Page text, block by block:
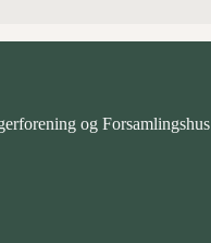
og Forsamlingshus